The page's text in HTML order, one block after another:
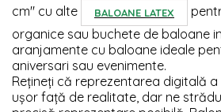
cm" cu alte
BALOANE LATEX
organice sau buchete de baloane
aranjamente cu baloane ideale
aniversari sau evenimente.
Rețineți că reprezentarea digitală
ușor față de realitate, dar ne